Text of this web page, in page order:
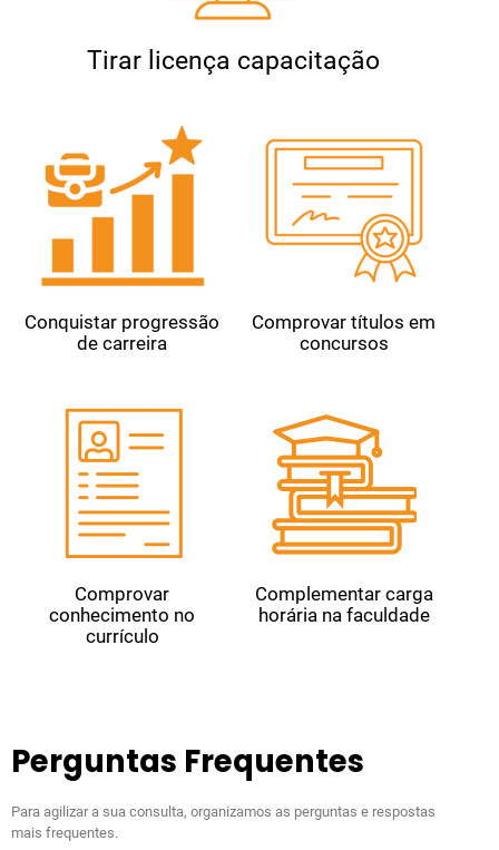
Tirar licença capacitação
Conquistar progressão
de carreira
Comprovar títulos em
concursos
Comprovar
conhecimento no
currículo
Complementar carga
horária na faculdade
Perguntas Frequentes
Para agilizar a sua consulta, organizamos as perguntas e respostas
mais frequentes.